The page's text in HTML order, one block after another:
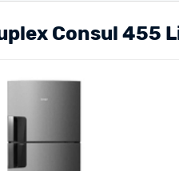
Consul 455